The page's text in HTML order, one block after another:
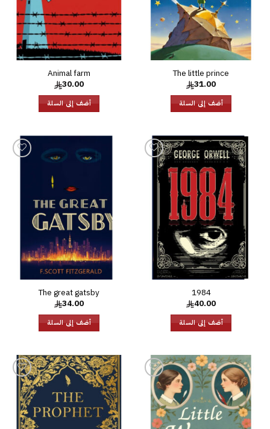
The little prince
31.00
أضف إلى السلة
Animal farm
30.00
أضف إلى السلة
إضافة
قائمة
1984
40.00
أضف إلى السلة
The great gatsby
34.00
أضف إلى السلة
إضافة
إلى
قائمة
الرغبات
إضافة
إلى
قائمة
الرغبات